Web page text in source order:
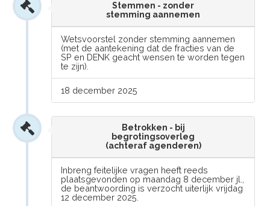
Stemmen - zonder
stemming aannemen
Wetsvoorstel zonder stemming aannemen
(met de aantekening dat de fracties van de
SP en DENK geacht wensen te worden tegen
te zijn).
18 december 2025
Betrokken - bij
begrotingsoverleg
(achteraf agenderen)
Inbreng feitelijke vragen heeft reeds
plaatsgevonden op maandag 8 december jl.,
de beantwoording is verzocht uiterlijk vrijdag
12 december 2025.